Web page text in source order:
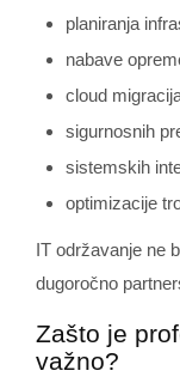
planiranja
nabave
cloud
sigurnosnih
sistemskih
optimizacije
IT održavanje ne
dugoročno
Zašto je
važno?